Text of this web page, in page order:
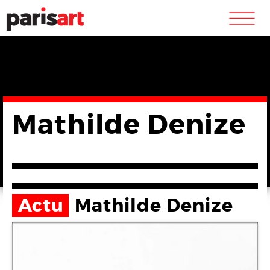
m
Mathilde Denize
Actu Mathilde Denize